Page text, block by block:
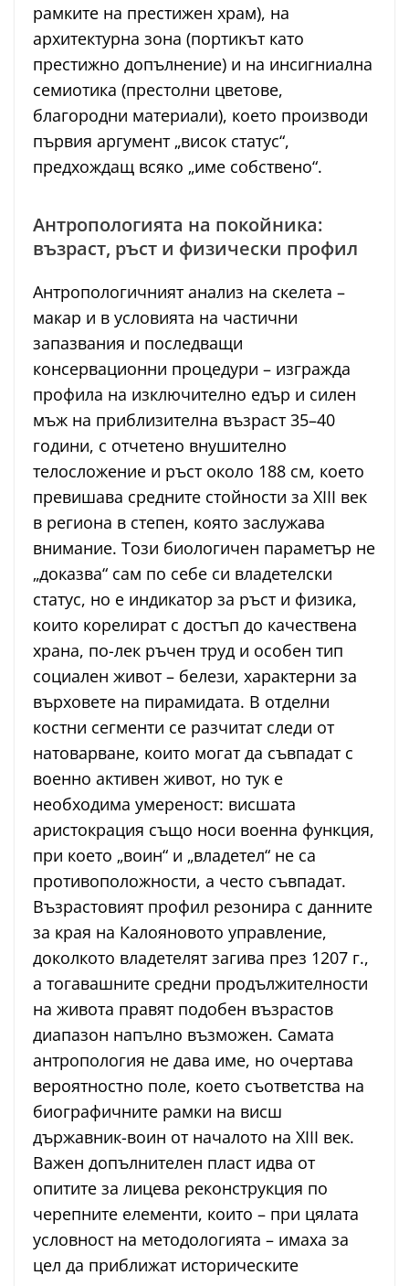
рамките на престижен храм), на
архитектурна зона (портикът като
престижно допълнение) и на инсигниална
семиотика (престолни цветове,
благородни материали), което производи
първия аргумент „висок статус“,
предхождащ всяко „име собствено“.
Антропологията на покойника:
възраст, ръст и физически профил
Антропологичният анализ на скелета –
макар и в условията на частични
запазвания и последващи
консервационни процедури – изгражда
профила на изключително едър и силен
мъж на приблизителна възраст 35–40
години, с отчетено внушително
телосложение и ръст около 188 см, което
превишава средните стойности за XIII век
в региона в степен, която заслужава
внимание. Този биологичен параметър не
„доказва“ сам по себе си владетелски
статус, но е индикатор за ръст и физика,
които корелират с достъп до качествена
храна, по-лек ръчен труд и особен тип
социален живот – белези, характерни за
върховете на пирамидата. В отделни
костни сегменти се разчитат следи от
натоварване, които могат да съвпадат с
военно активен живот, но тук е
необходима умереност: висшата
аристокрация също носи военна функция,
при което „воин“ и „владетел“ не са
противоположности, а често съвпадат.
Възрастовият профил резонира с данните
за края на Калояновото управление,
доколкото владетелят загива през 1207 г.,
а тогавашните средни продължителности
на живота правят подобен възрастов
диапазон напълно възможен. Самата
антропология не дава име, но очертава
вероятностно поле, което съответства на
биографичните рамки на висш
държавник-воин от началото на XIII век.
Важен допълнителен пласт идва от
опитите за лицева реконструкция по
черепните елементи, които – при цялата
условност на методологията – имаха за
цел да приближат историческите